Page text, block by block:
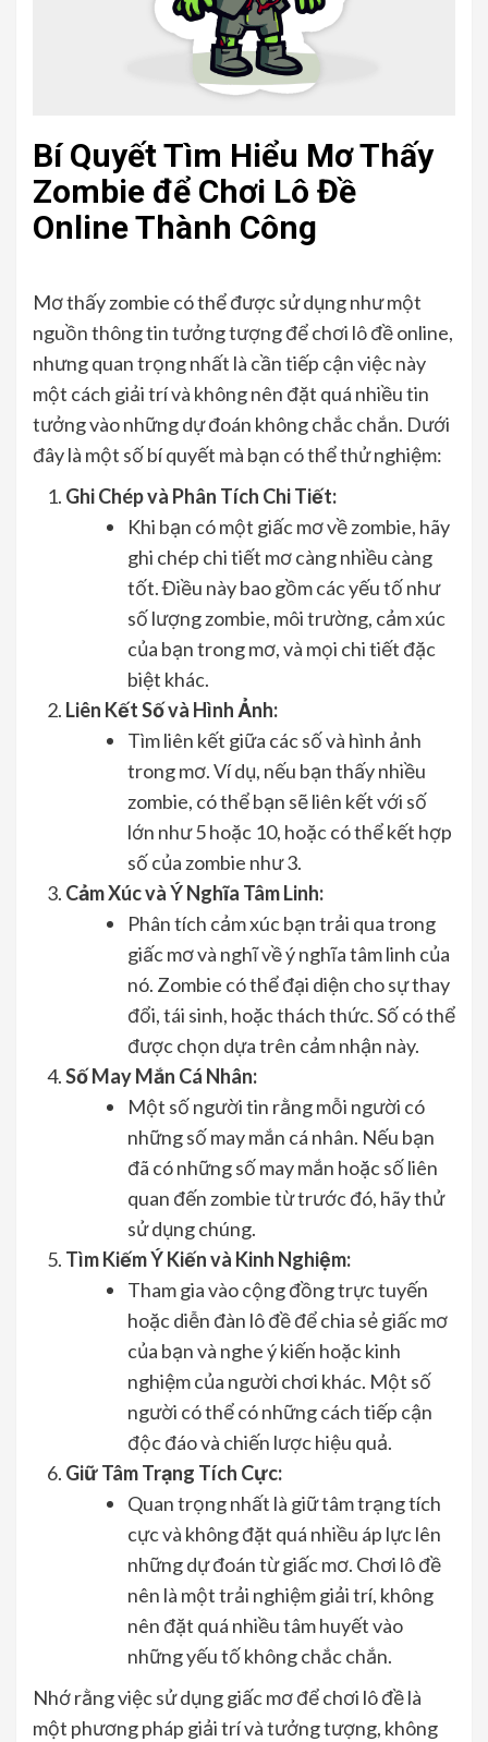
Bí Quyết Tìm Hiểu Mơ Thấy
Zombie để Chơi Lô Đề
Online Thành Công
Mơ thấy zombie có thể được sử dụng như một
nguồn thông tin tưởng tượng để chơi lô đề online,
nhưng quan trọng nhất là cần tiếp cận việc này
một cách giải trí và không nên đặt quá nhiều tin
tưởng vào những dự đoán không chắc chắn. Dưới
đây là một số bí quyết mà bạn có thể thử nghiệm:
Ghi Chép và Phân Tích Chi Tiết:
Khi bạn có một giấc mơ về zombie, hãy
ghi chép chi tiết mơ càng nhiều càng
tốt. Điều này bao gồm các yếu tố như
số lượng zombie, môi trường, cảm xúc
của bạn trong mơ, và mọi chi tiết đặc
biệt khác.
Liên Kết Số và Hình Ảnh:
Tìm liên kết giữa các số và hình ảnh
trong mơ. Ví dụ, nếu bạn thấy nhiều
zombie, có thể bạn sẽ liên kết với số
lớn như 5 hoặc 10, hoặc có thể kết hợp
số của zombie như 3.
Cảm Xúc và Ý Nghĩa Tâm Linh:
Phân tích cảm xúc bạn trải qua trong
giấc mơ và nghĩ về ý nghĩa tâm linh của
nó. Zombie có thể đại diện cho sự thay
đổi, tái sinh, hoặc thách thức. Số có thể
được chọn dựa trên cảm nhận này.
Số May Mắn Cá Nhân:
Một số người tin rằng mỗi người có
những số may mắn cá nhân. Nếu bạn
đã có những số may mắn hoặc số liên
quan đến zombie từ trước đó, hãy thử
sử dụng chúng.
Tìm Kiếm Ý Kiến và Kinh Nghiệm:
Tham gia vào cộng đồng trực tuyến
hoặc diễn đàn lô đề để chia sẻ giấc mơ
của bạn và nghe ý kiến hoặc kinh
nghiệm của người chơi khác. Một số
người có thể có những cách tiếp cận
độc đáo và chiến lược hiệu quả.
Giữ Tâm Trạng Tích Cực:
Quan trọng nhất là giữ tâm trạng tích
cực và không đặt quá nhiều áp lực lên
những dự đoán từ giấc mơ. Chơi lô đề
nên là một trải nghiệm giải trí, không
nên đặt quá nhiều tâm huyết vào
những yếu tố không chắc chắn.
Nhớ rằng việc sử dụng giấc mơ để chơi lô đề là
một phương pháp giải trí và tưởng tượng, không